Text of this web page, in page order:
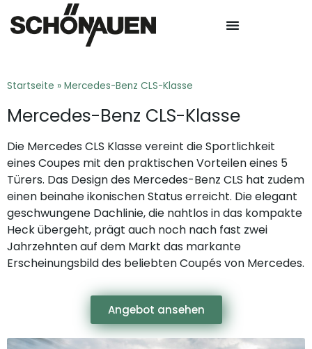
Startseite » Mercedes-Benz CLS-Klasse
Mercedes-Benz CLS-Klasse
Die Mercedes CLS Klasse vereint die Sportlichkeit
eines Coupes mit den praktischen Vorteilen eines 5
Türers. Das Design des Mercedes-Benz CLS hat zudem
einen beinahe ikonischen Status erreicht. Die elegant
geschwungene Dachlinie, die nahtlos in das kompakte
Heck übergeht, prägt auch noch nach fast zwei
Jahrzehnten auf dem Markt das markante
Erscheinungsbild des beliebten Coupés von Mercedes.
Angebot ansehen